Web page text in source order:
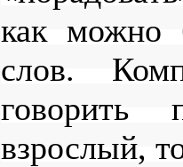
как можно
слов.
говорить
взрослый,